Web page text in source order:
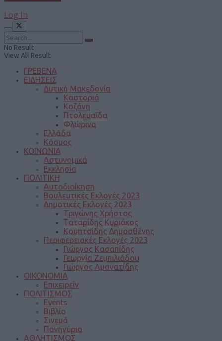
Log In
No Result
View All Result
ΓΡΕΒΕΝΑ
ΕΙΔΗΣΕΙΣ
Δυτική Μακεδονία
Καστοριά
Κοζάνη
Πτολεμαΐδα
Φλώρινα
Ελλάδα
Κόσμος
ΚΟΙΝΩΝΙΑ
Αστυνομικά
Εκκλησία
ΠΟΛΙΤΙΚΗ
Αυτοδιοίκηση
Βουλευτικές Εκλογές 2023
Δημοτικές Εκλογές 2023
Τριγώνης Χρήστος
Ταταρίδης Κυριάκος
Κουπτσίδης Δημοσθένης
Περιφερειακές Εκλογές 2023
Γιώργος Κασαπίδης
Γεωργία Ζεμπιλιάδου
Γιώργος Αμανατίδης
ΟΙΚΟΝΟΜΙΑ
Επιχειρείν
ΠΟΛΙΤΙΣΜΟΣ
Events
Βιβλίο
Σινεμά
Πανηγύρια
ΑΘΛΗΤΙΣΜΟΣ